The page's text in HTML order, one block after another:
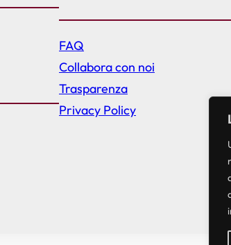
FAQ
Collabora con noi
Trasparenza
Privacy Policy